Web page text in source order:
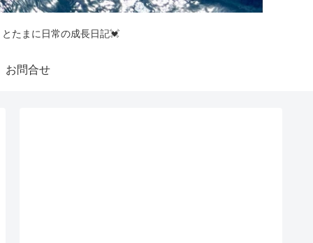
たまに日常の成長日記💓
お問合せ